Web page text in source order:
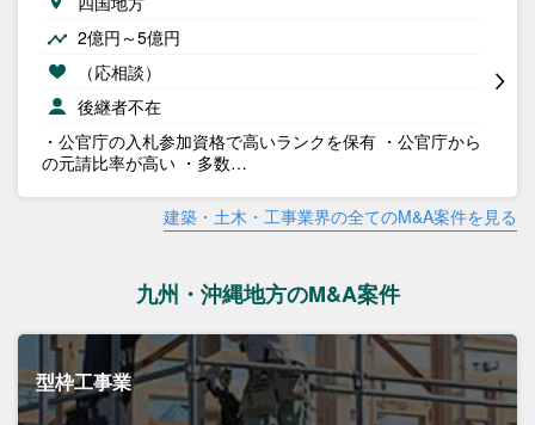
2億円～5億円
（応相談）
後継者不在
・公官庁の入札参加資格で高いランクを保有 ・公官庁から
の元請比率が高い ・多数…
建築・土木・工事業界の全てのM&A案件を見る
九州・沖縄地方のM&A案件
型枠工事業